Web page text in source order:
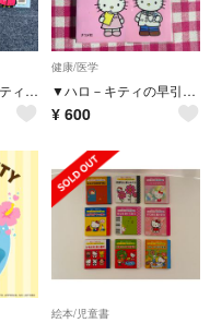
サンリオ ハローキティのおしえて！防サイくん 2冊セット
健康/医学
▼ハロ－キティの早引き検査値・数式ハンドブック シール付き 西崎統／監修 初版
¥ 600
絵本/児童書